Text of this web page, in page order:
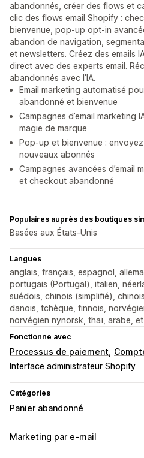
abandonnés, créer des flows et
clic des flows email Shopify :
bienvenue, pop-up opt-in
abandon de navigation,
et newsletters. Créez des emails
direct avec des experts email.
abandonnés avec l’IA.
Email marketing automatisé
abandonné et bienvenue
Campagnes d’email marketing
magie de marque
Pop-up et bienvenue :
nouveaux abonnés
Campagnes avancées d’email
et checkout abandonné
Populaires auprès des boutiques
Basées aux États-Unis
Langues
anglais, français, espagnol,
portugais (Portugal), italien,
suédois, chinois (simplifié),
danois, tchèque, finnois,
norvégien nynorsk, thaï, arabe,
Fonctionne avec
Processus de paiement
Interface administrateur Shopify
Catégories
Panier abandonné
Récupération de panier
Marketing par e-mail